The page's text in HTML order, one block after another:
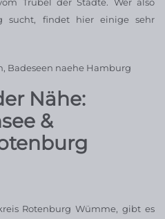
sucht, findet hier einige sehr
Nähe:
&
Rotenburg Wümme, gibt es